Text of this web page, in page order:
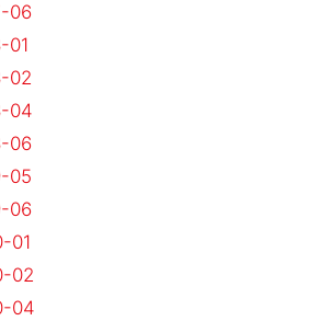
06
01
02
04
06
05
06
01
02
04